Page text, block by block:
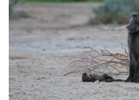
Educação
Arte e Cultura
Bio
Saúde
Seções